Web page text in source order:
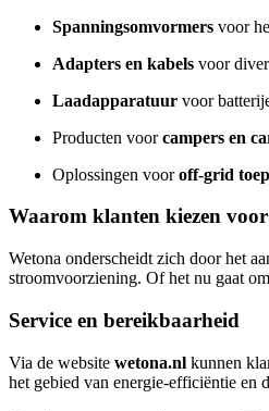
Spanningsomvormers voor
Adapters en kabels voor
Laadapparatuur voor
Producten voorcampers en
Oplossingen vooroff-grid
Waarom klanten kiezen
Wetona onderscheidt zich door het
stroomvoorziening. Of het nu gaat
Service en bereikbaarheid
Via de website wetona.nl kunnen
het gebied van energie-efficiëntie en